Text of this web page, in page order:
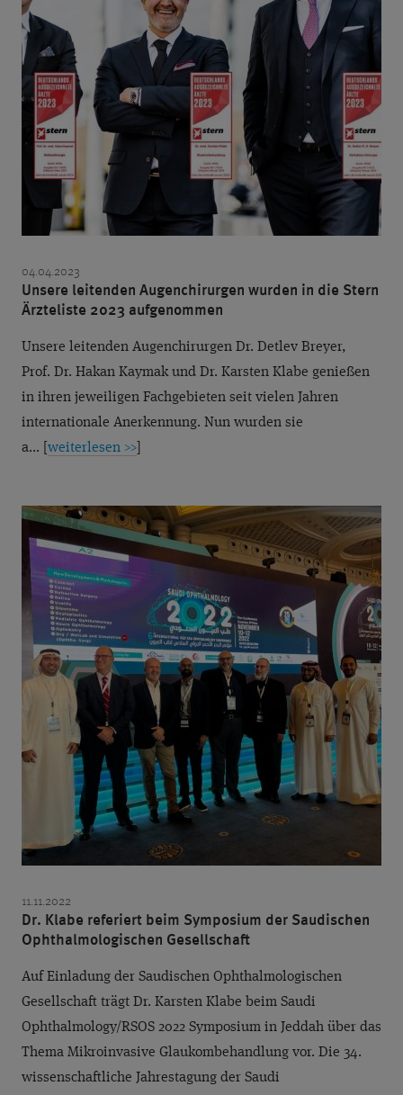
04.04.2023
Unsere leitenden Augenchirurgen wurden in die Stern
Ärzteliste 2023 aufgenommen
Unsere leitenden Augenchirurgen Dr. Detlev Breyer,
Prof. Dr. Hakan Kaymak und Dr. Karsten Klabe genießen
in ihren jeweiligen Fachgebieten seit vielen Jahren
internationale Anerkennung. Nun wurden sie
a... [ weiterlesen >>
11.11.2022
Dr. Klabe referiert beim Symposium der Saudischen
Ophthalmologischen Gesellschaft
Auf Einladung der Saudischen Ophthalmologischen
Gesellschaft trägt Dr. Karsten Klabe beim Saudi
Ophthalmology/RSOS 2022 Symposium in Jeddah über das
Thema Mikroinvasive Glaukombehandlung vor. Die 34.
wissenschaftliche Jahrestagung der Saudi